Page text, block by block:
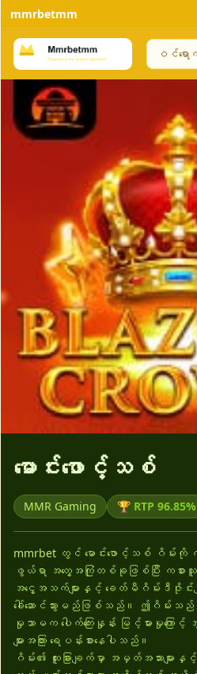
mmrbetmm
ဝင်ရော
▶
မောင်းဖောင့်သစ်
MMR Gaming 🏆 RTP 96.85%
mmrbet တွင် မောင်းဖောင့်သစ် ဂိမ်းကို
ဖွယ်ရာ အတွေ့အကြုံတစ်ခုဖြစ်ပြီး ကစားသူမျာ
အငွေ့အသက်များနှင့် ခေတ်မီဂိမ်းဒီဇိုင်းမ
ခေါ်ဆောင်သွားမည်ဖြစ်သည်။ ဤဂိမ်း
မှုသာမက ပေါက်ကြေးနှုန်း မြင့်မားမှုကြေ
များအကြား ရေပန်းစားနေပါသည်။
ဂိမ်း၏ ထူးခြားချက်မှာ အမှတ်အသားမျ